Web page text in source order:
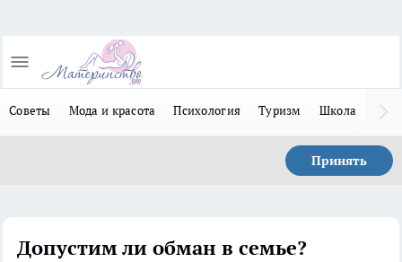
Советы Мода и красота Психология Туризм Школа
Принять
Допустим ли обман в семье?